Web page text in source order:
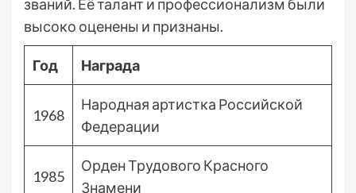
званий. Её талант и профессионализм были
высоко оценены и признаны.
Год Награда
1968
Народная артистка Российской
Федерации
1985
Орден Трудового Красного
Знамени